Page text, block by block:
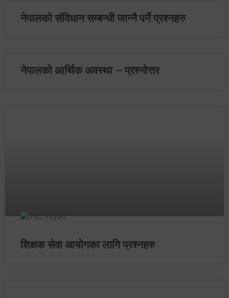
नेपालको संविधान सम्बन्धी जान्‍नै पर्ने प्रश्‍नहरु
नेपालको आर्थिक अवस्था – प्रश्‍नोत्तर
शिक्षक सेवा आयोगका लागि प्रश्‍नहरु